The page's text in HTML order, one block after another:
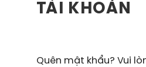
TÀI KHOẢN
Quên mật khẩu? Vui